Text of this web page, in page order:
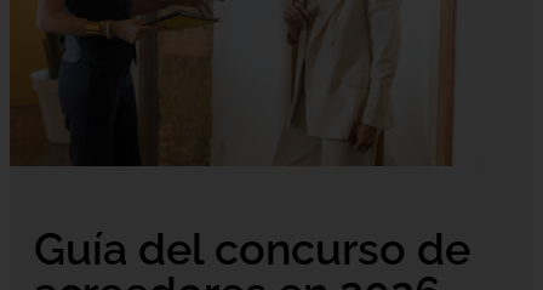
Guía del concurso de